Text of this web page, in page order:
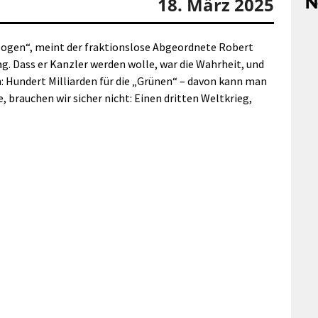
meint der fraktionslose Abgeordnete Robert
Dass er Kanzler werden wolle, war die Wahrheit, und
Hundert Milliarden für die „Grünen“ – davon kann man
brauchen wir sicher nicht: Einen dritten Weltkrieg,